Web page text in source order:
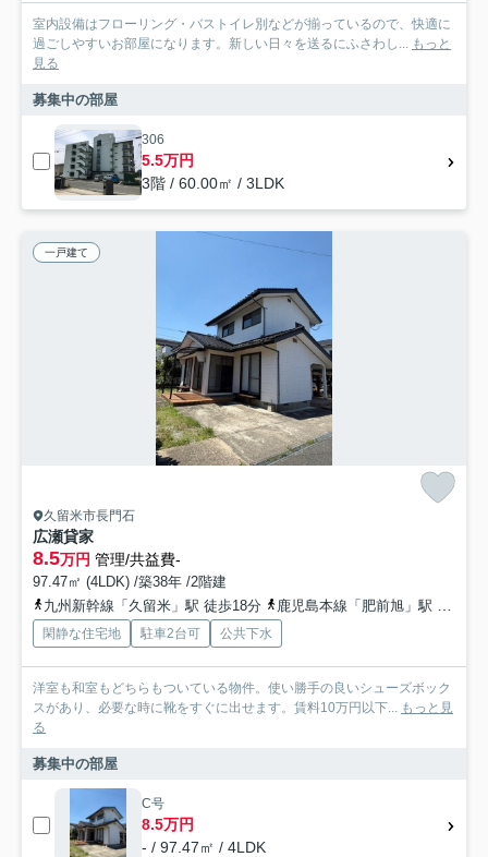
室内設備はフローリング・バストイレ別などが揃っているので、快適に
過ごしやすいお部屋になります。新しい日々を送るにふさわし...
もっと
見る
募集中の部屋
306
5.5万円
3階 / 60.00㎡ / 3LDK
一戸建て
久留米市長門石
広瀬貸家
8.5万円 管理/共益費-
97.47㎡ (4LDK) /築38年 /2階建
九州新幹線「久留米」駅 徒歩18分
鹿児島本線「肥前旭」駅 徒歩39分
閑静な住宅地 駐車2台可 公共下水
洋室も和室もどちらもついている物件。使い勝手の良いシューズボック
スがあり、必要な時に靴をすぐに出せます。賃料10万円以下... もっと見
る
募集中の部屋
C号
8.5万円
- / 97.47㎡ / 4LDK